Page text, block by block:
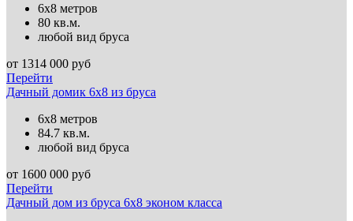
6х8 метров
80 кв.м.
любой вид бруса
от 1314 000 руб
Перейти
Дачный домик 6х8 из бруса
6х8 метров
84.7 кв.м.
любой вид бруса
от 1600 000 руб
Перейти
Дачный дом из бруса 6х8 эконом класса